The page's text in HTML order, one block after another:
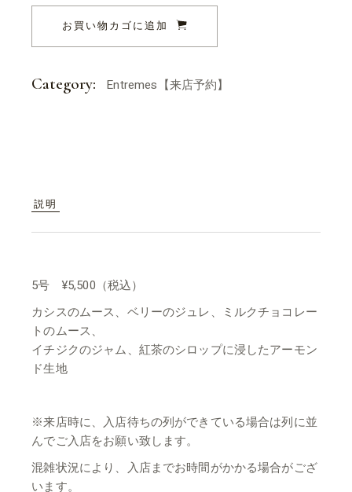
お買い物カゴに追加
Category: Entremes【来店予約】
説明
5号 ¥5,500（税込）
カシスのムース、ベリーのジュレ、ミルクチョコレー
トのムース、
イチジクのジャム、紅茶のシロップに浸したアーモン
ド生地
※来店時に、入店待ちの列ができている場合は列に並
んでご入店をお願い致します。
混雑状況により、入店までお時間がかかる場合がござ
います。